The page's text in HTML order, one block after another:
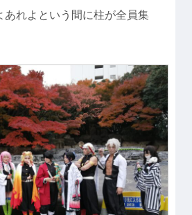
あれよという間に柱が全員集